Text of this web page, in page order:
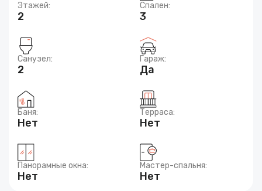
Этажей:
2
Спален:
3
Санузел:
2
Гараж:
Да
Баня:
Нет
Терраса:
Нет
Панорамные окна:
Нет
Мастер-спальня:
Нет